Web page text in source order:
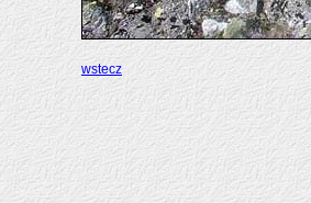
wstecz